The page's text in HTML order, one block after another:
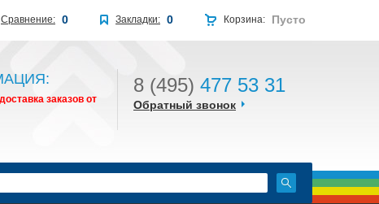
заказов от
8 (495) 477 53 31
Обратный звонок
Корзина: Пусто
Закладки: 0
Сравнение: 0